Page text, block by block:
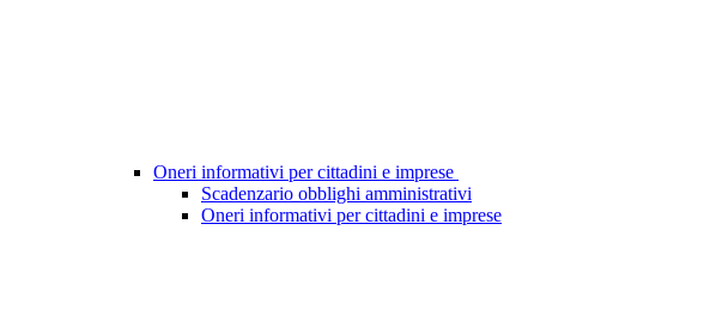
Oneri informativi per cittadini e imprese
Scadenzario obblighi amministrativi
Oneri informativi per cittadini e imprese